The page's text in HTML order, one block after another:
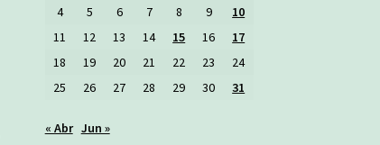
4
5 6 7 8 9
10
11
12 13 14 15 16
17
18
19 20 21 22 23
24
25
26 27 28 29 30 31
« Abr Jun »